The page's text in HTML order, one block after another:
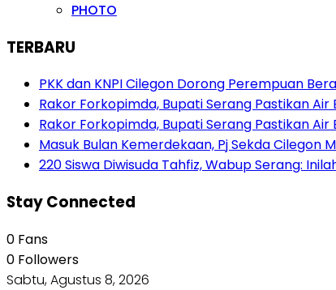
PHOTO
TERBARU
PKK dan KNPI Cilegon Dorong Perempuan
Rakor Forkopimda, Bupati Serang Pastikan
Rakor Forkopimda, Bupati Serang Pastikan
Masuk Bulan Kemerdekaan, Pj Sekda Cilegon
220 Siswa Diwisuda Tahfiz, Wabup Serang:
Stay Connected
0 Fans
0 Followers
Sabtu, Agustus 8, 2026